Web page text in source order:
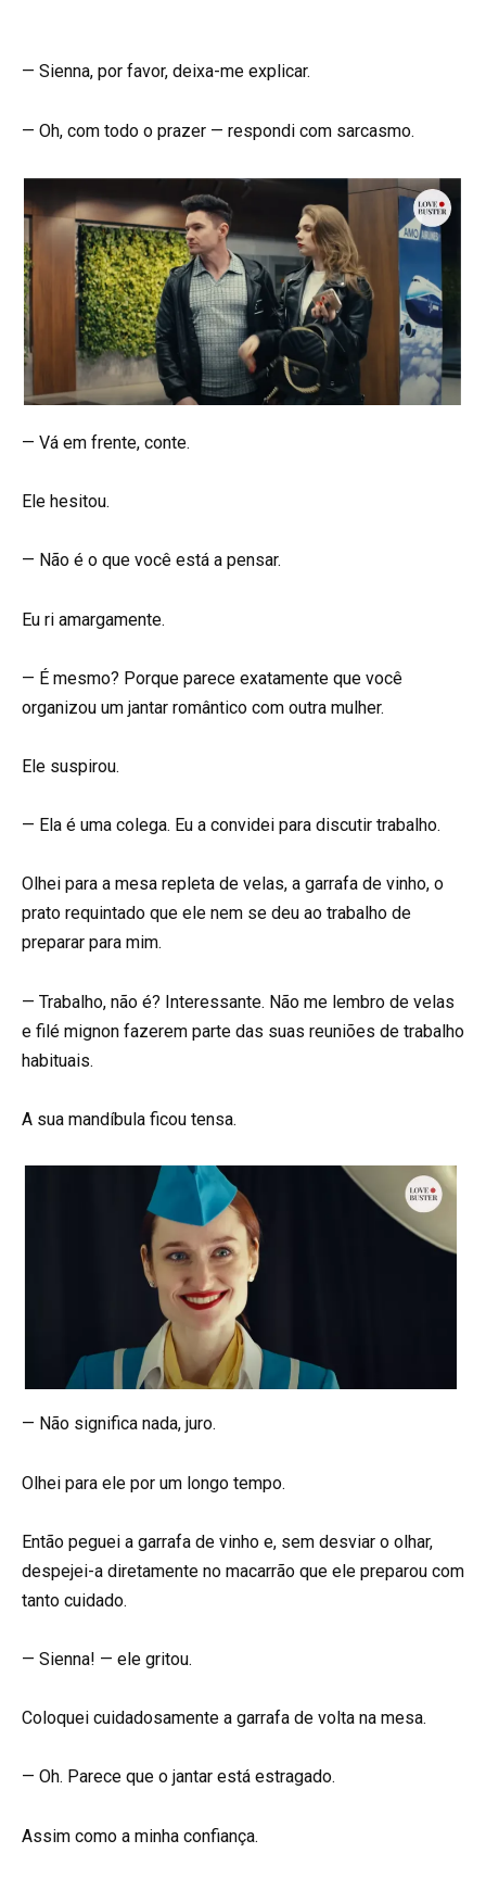
— Sienna, por favor, deixa-me explicar.
— Oh, com todo o prazer — respondi com sarcasmo.
— Vá em frente, conte.
Ele hesitou.
— Não é o que você está a pensar.
Eu ri amargamente.
— É mesmo? Porque parece exatamente que você
organizou um jantar romântico com outra mulher.
Ele suspirou.
— Ela é uma colega. Eu a convidei para discutir trabalho.
Olhei para a mesa repleta de velas, a garrafa de vinho, o
prato requintado que ele nem se deu ao trabalho de
preparar para mim.
— Trabalho, não é? Interessante. Não me lembro de velas
e filé mignon fazerem parte das suas reuniões de trabalho
habituais.
A sua mandíbula ficou tensa.
— Não significa nada, juro.
Olhei para ele por um longo tempo.
Então peguei a garrafa de vinho e, sem desviar o olhar,
despejei-a diretamente no macarrão que ele preparou com
tanto cuidado.
— Sienna! — ele gritou.
Coloquei cuidadosamente a garrafa de volta na mesa.
— Oh. Parece que o jantar está estragado.
Assim como a minha confiança.